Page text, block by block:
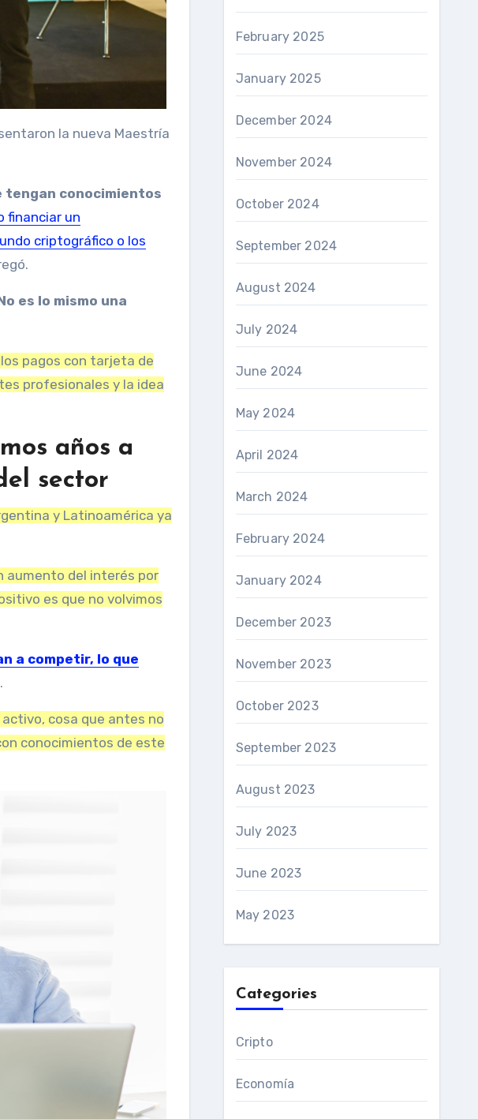
la nueva Maestría
tengan conocimientos
financiar un
criptográfico o los
es lo mismo una
pagos con tarjeta de
profesionales y la idea
años a
sector
y Latinoamérica ya
aumento del interés por
es que no volvimos
a competir, lo que
cosa que antes no
conocimientos de este
February 2025
January 2025
December 2024
November 2024
October 2024
September 2024
August 2024
July 2024
June 2024
May 2024
April 2024
March 2024
February 2024
January 2024
December 2023
November 2023
October 2023
September 2023
August 2023
July 2023
June 2023
May 2023
Categories
Cripto
Economía